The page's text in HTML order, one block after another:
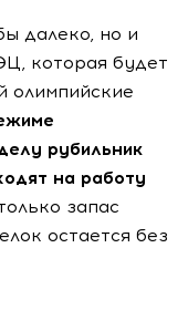
далеко, но и
которая будет
олимпийские
рубильник
на работу
запас
остается без